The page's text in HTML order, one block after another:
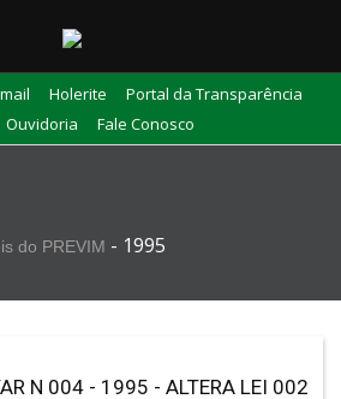
Holerite
Portal da Transparência
Ouvidoria Fale Conosco
do PREVIM - 1995
N 004 - 1995 - ALTERA LEI 002